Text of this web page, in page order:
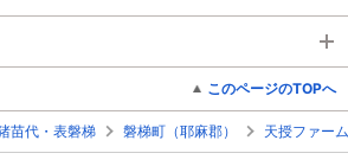
このページのTOPへ
苗代・表磐梯 磐梯町（耶麻郡） 天授ファーム